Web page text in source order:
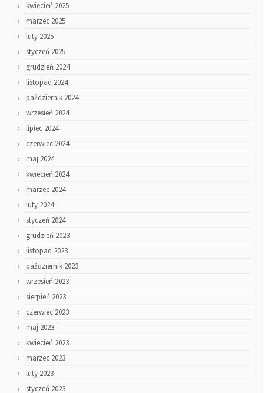
kwiecień 2025
marzec 2025
luty 2025
styczeń 2025
grudzień 2024
listopad 2024
październik 2024
wrzesień 2024
lipiec 2024
czerwiec 2024
maj 2024
kwiecień 2024
marzec 2024
luty 2024
styczeń 2024
grudzień 2023
listopad 2023
październik 2023
wrzesień 2023
sierpień 2023
czerwiec 2023
maj 2023
kwiecień 2023
marzec 2023
luty 2023
styczeń 2023